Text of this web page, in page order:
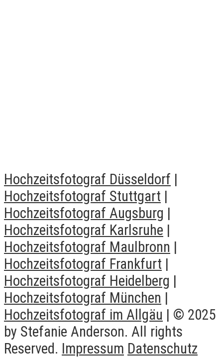
Hochzeitsfotograf Düsseldorf |
Hochzeitsfotograf Stuttgart |
Hochzeitsfotograf Augsburg |
Hochzeitsfotograf Karlsruhe |
Hochzeitsfotograf Maulbronn |
Hochzeitsfotograf Frankfurt |
Hochzeitsfotograf Heidelberg |
Hochzeitsfotograf München |
Hochzeitsfotograf im Allgäu | © 2025
by Stefanie Anderson. All rights
Reserved. Impressum Datenschutz